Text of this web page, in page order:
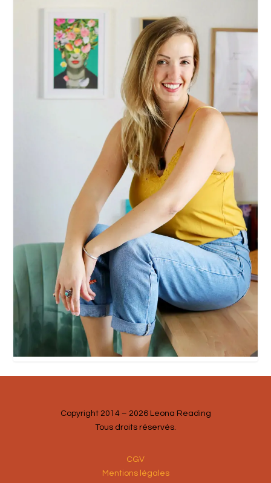
Copyright 2014 – 2026 Leona Reading
Tous droits réservés.
CGV
Mentions légales